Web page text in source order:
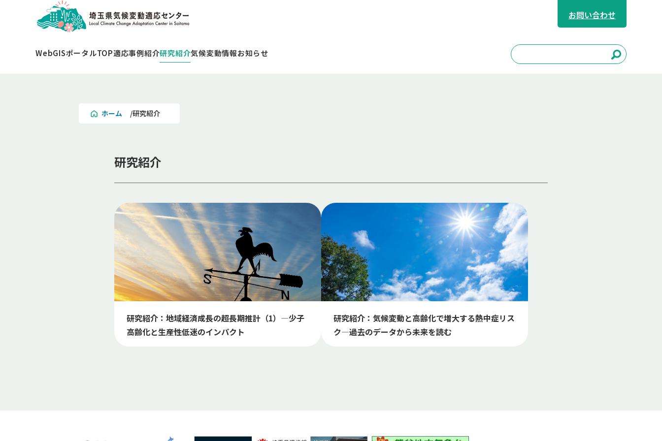
お問い合わせ
WebGISポータルTOP適応事例紹介研究紹介気候変動情報お知らせ
ホーム 研究紹介
研究紹介
研究紹介：地域経済成長の超長期推計（1）―少子
高齢化と生産性低迷のインパクト
研究紹介：気候変動と高齢化で増大する熱中症リス
ク―過去のデータから未来を読む